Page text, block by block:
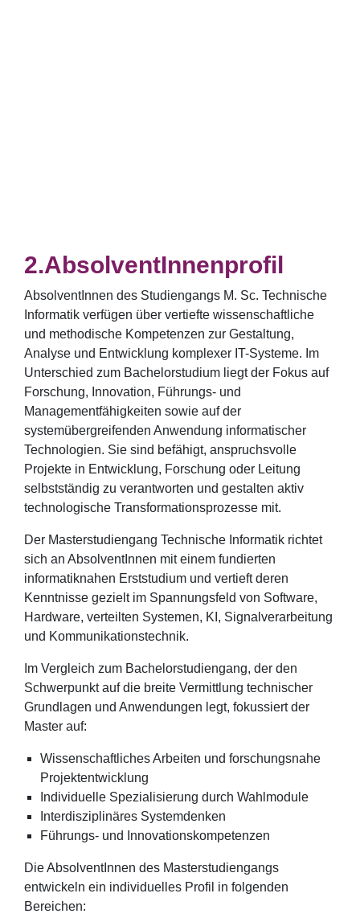
AbsolventInnenprofil
AbsolventInnen des Studiengangs M. Sc. Technische
Informatik verfügen über vertiefte wissenschaftliche
und methodische Kompetenzen zur Gestaltung,
Analyse und Entwicklung komplexer IT-Systeme. Im
Unterschied zum Bachelorstudium liegt der Fokus auf
Forschung, Innovation, Führungs- und
Managementfähigkeiten sowie auf der
systemübergreifenden Anwendung informatischer
Technologien. Sie sind befähigt, anspruchsvolle
Projekte in Entwicklung, Forschung oder Leitung
selbstständig zu verantworten und gestalten aktiv
technologische Transformationsprozesse mit.
Der Masterstudiengang Technische Informatik richtet
sich an AbsolventInnen mit einem fundierten
informatiknahen Erststudium und vertieft deren
Kenntnisse gezielt im Spannungsfeld von Software,
Hardware, verteilten Systemen, KI, Signalverarbeitung
und Kommunikationstechnik.
Im Vergleich zum Bachelorstudiengang, der den
Schwerpunkt auf die breite Vermittlung technischer
Grundlagen und Anwendungen legt, fokussiert der
Master auf:
Wissenschaftliches Arbeiten und forschungsnahe
Projektentwicklung
Individuelle Spezialisierung durch Wahlmodule
Interdisziplinäres Systemdenken
Führungs- und Innovationskompetenzen
Die AbsolventInnen des Masterstudiengangs
entwickeln ein individuelles Profil in folgenden
Bereichen: